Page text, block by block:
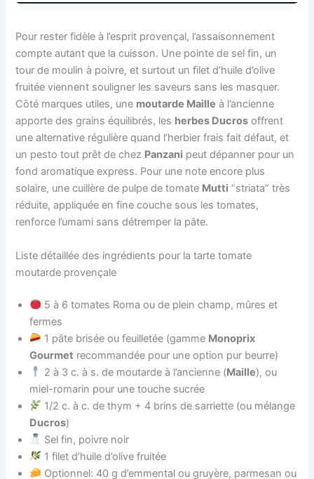
Pour rester fidèle à l’esprit provençal, l’assaisonnement
compte autant que la cuisson. Une pointe de sel fin, un
tour de moulin à poivre, et surtout un filet d’huile d’olive
fruitée viennent souligner les saveurs sans les masquer.
Côté marques utiles, une moutarde Maille à l’ancienne
apporte des grains équilibrés, les herbes Ducros offrent
une alternative régulière quand l’herbier frais fait défaut, et
un pesto tout prêt de chez Panzani peut dépanner pour un
fond aromatique express. Pour une note encore plus
solaire, une cuillère de pulpe de tomate Mutti “striata” très
réduite, appliquée en fine couche sous les tomates,
renforce l’umami sans détremper la pâte.
Liste détaillée des ingrédients pour la tarte tomate
moutarde provençale
5 à 6 tomates Roma ou de plein champ, mûres et
fermes
1 pâte brisée ou feuilletée (gamme Monoprix
Gourmet recommandée pour une option pur beurre)
2 à 3 c. à s. de moutarde à l’ancienne (Maille), ou
miel-romarin pour une touche sucrée
1/2 c. à c. de thym + 4 brins de sarriette (ou mélange
Ducros)
Sel fin, poivre noir
1 filet d’huile d’olive fruitée
Optionnel: 40 g d’emmental ou gruyère, parmesan ou